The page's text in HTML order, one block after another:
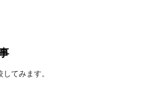
てみます。